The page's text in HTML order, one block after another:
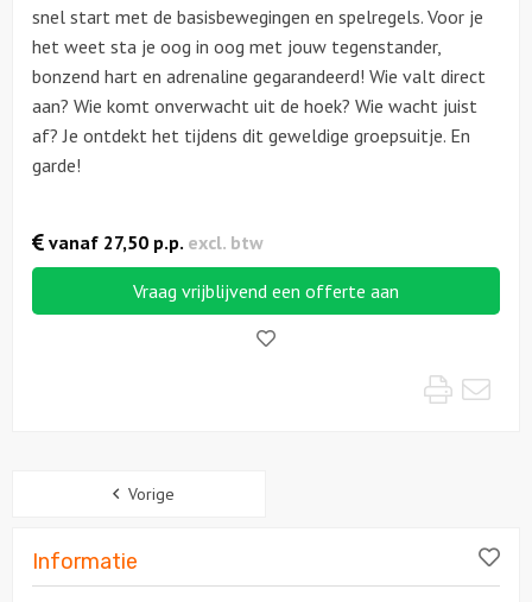
Rondleidingen
Wandelingen
Fietstochten
Solextours
Locaties
snel start met de basisbewegingen en spelregels. Voor je
het weet sta je oog in oog met jouw tegenstander,
bonzend hart en adrenaline gegarandeerd! Wie valt direct
aan? Wie komt onverwacht uit de hoek? Wie wacht juist
af? Je ontdekt het tijdens dit geweldige groepsuitje. En
garde!
Vraag vrijblijvend een offerte aan
Like!
vanaf 27,50 p.p. excl. btw
Print
Vorige
Informatie